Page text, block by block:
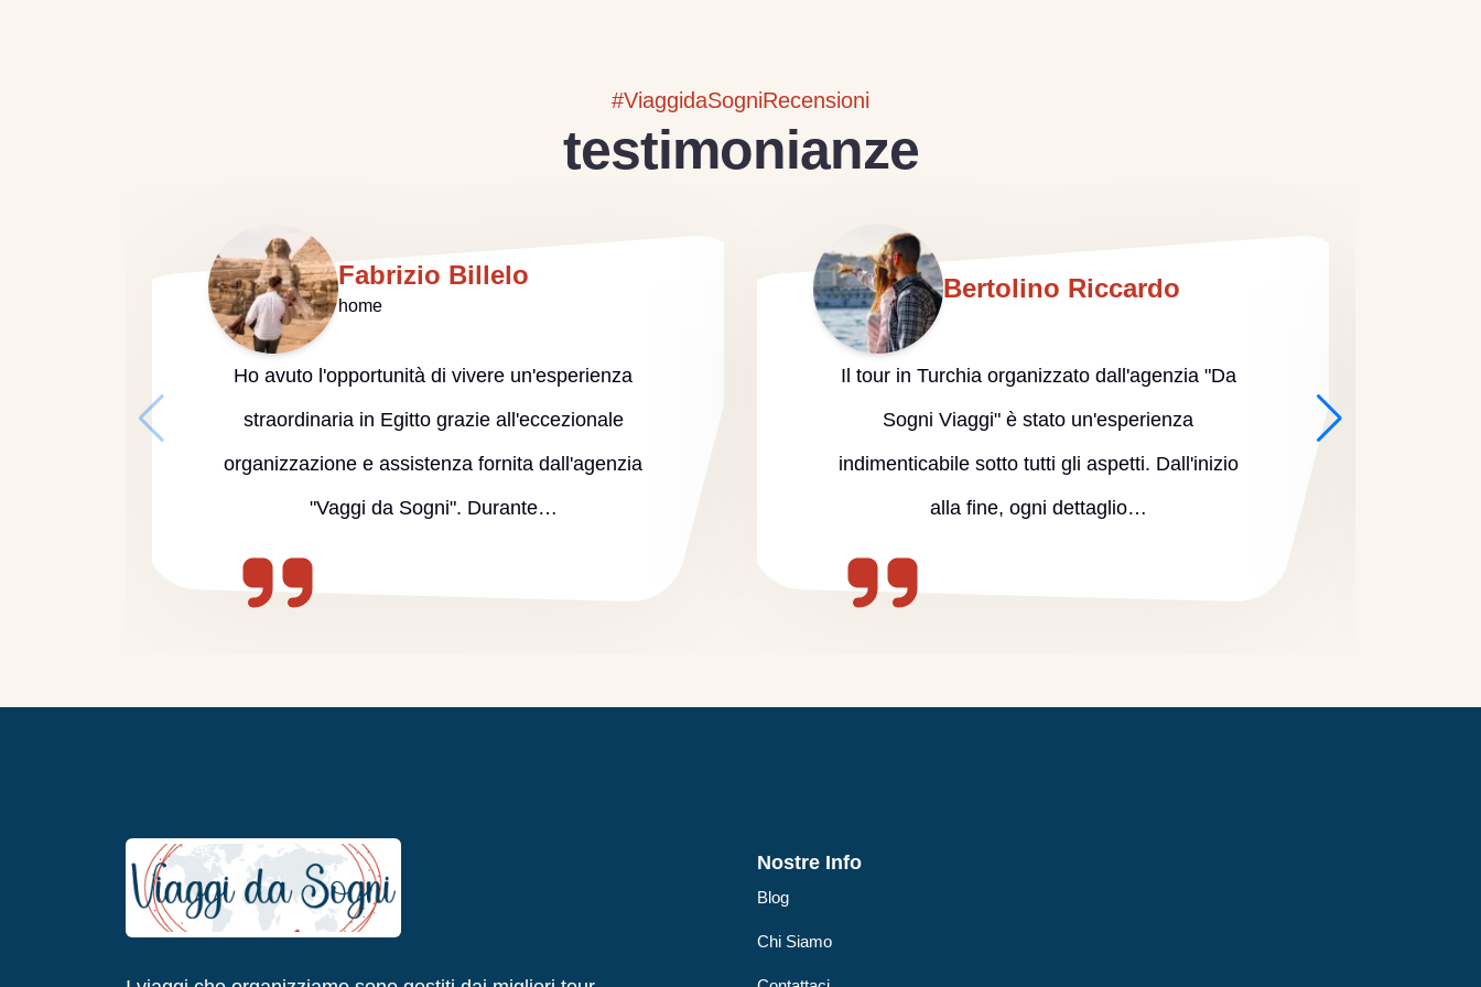
#ViaggidaSogniRecensioni
testimonianze
Fabrizio Billelo
home
Ho avuto l'opportunità di vivere un'esperienza
straordinaria in Egitto grazie all'eccezionale
organizzazione e assistenza fornita dall'agenzia
"Vaggi da Sogni". Durante…
Bertolino Riccardo
Il tour in Turchia organizzato dall'agenzia "Da
Sogni Viaggi" è stato un'esperienza
indimenticabile sotto tutti gli aspetti. Dall'inizio
alla fine, ogni dettaglio…
Nostre Info
Blog
Chi Siamo